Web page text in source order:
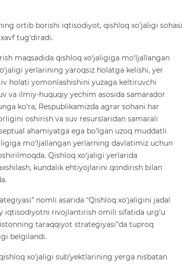
ortib borishi iqtisodiyot, qishloq xo‘jaligi sohasi
tug‘diradi.
maqsadida qishloq xo‘jaligiga mo‘ljallangan
yerlarining yaroqsiz holatga kelishi, yer
holati yomonlashishini yuzaga keltiruvchi
va ilmiy-huquqiy yechim asosida samarador
ko‘ra, Respublikamizda agrar sohani har
oshirish va suv resurslaridan samarali
ahamiyatga ega bo‘lgan uzoq muddatli
mo‘ljallangan yerlarning davlatimiz uchun
Qishloq xo‘jaligi yerlarida
kundalik ehtiyojlarini qondirish bilan
nomli asarida “Qishloq xo‘jaligini jadal
iqtisodiyotni rivojlantirish omili sifatida urg‘u
taraqqiyot strategiyasi”da tuproq
belgilandi.
xo‘jaligi sub’yektlarining yerga nisbatan